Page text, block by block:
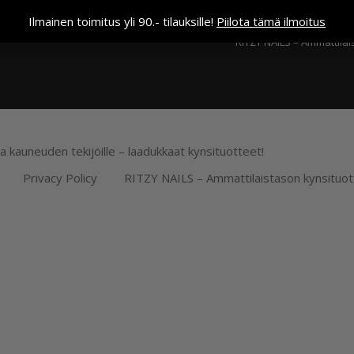
Ilmainen toimitus yli 90.- tilauksille! Piilota tämä ilmoitusKassa
RITZY NAILS –
kauneuden tekijöille – laadukkaat kynsituotteet!
Privacy Policy RITZY NAILS – Ammattilaistason